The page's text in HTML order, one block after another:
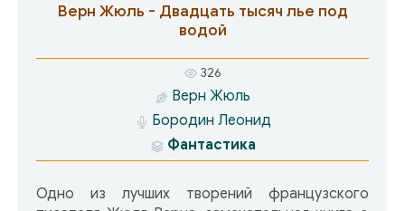
Верн Жюль - Двадцать тысяч лье под
водой
326
Верн Жюль
Бородин Леонид
Фантастика
Одно из лучших творений французского